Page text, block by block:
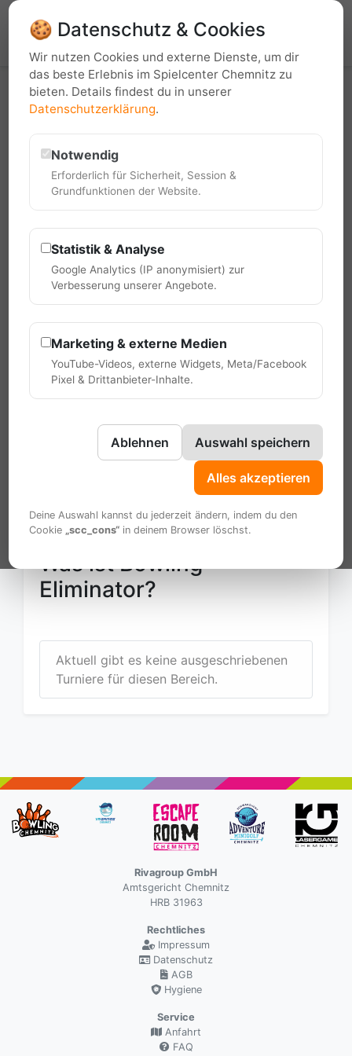
Turnierübersicht
Blind NoTap
Bowling-Chemnitz Blind NoTap
Über das Turnier Rückblicke
Ausschreibung 2026 Aktueller Verlauf 2026
Startaufstellung 2026 Zur Anmeldung 2026
NoTap
Was ist Bowling-
Eliminator?
Aktuell gibt es keine ausgeschriebenen
Turniere für diesen Bereich.
Rivagroup GmbH
Amtsgericht Chemnitz
HRB 31963
Rechtliches
Impressum
Datenschutz
AGB
Hygiene
Service
Anfahrt
FAQ
🍪 Datenschutz & Cookies
Wir nutzen Cookies und externe Dienste, um dir
das beste Erlebnis im Spielcenter Chemnitz zu
bieten. Details findest du in unserer
Datenschutzerklärung.
Notwendig
Erforderlich für Sicherheit, Session &
Grundfunktionen der Website.
Statistik & Analyse
Google Analytics (IP anonymisiert) zur
Verbesserung unserer Angebote.
Marketing & externe Medien
YouTube-Videos, externe Widgets, Meta/Facebook
Pixel & Drittanbieter-Inhalte.
Ablehnen Auswahl speichern
Alles akzeptieren
Deine Auswahl kannst du jederzeit ändern, indem du den
Cookie „scc_cons“ in deinem Browser löschst.